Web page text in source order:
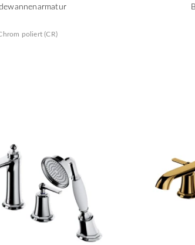
poliert (CR)